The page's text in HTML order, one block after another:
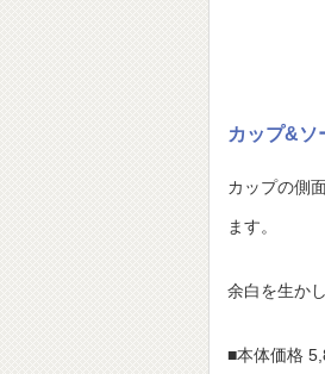
カップ&ソ
カップの側
ます。
余白を生か
■本体価格